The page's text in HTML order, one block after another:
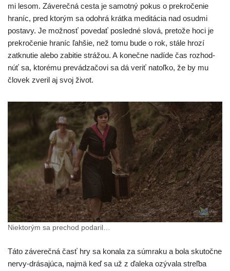
mi lesom. Záverečná ces­ta je samot­ný pokus o pre­kro­če­nie
hra­níc, pred kto­rým sa odo­hrá krát­ka medi­tá­cia nad osud­mi
posta­vy. Je mož­nosť pove­dať posled­né slo­vá, pre­to­že hoci je
pre­kro­če­nie hra­níc ľah­šie, než tomu bude o rok, stá­le hro­zí
zatknu­tie ale­bo zabi­tie strá­žou. A koneč­ne nadí­de čas roz­hod­
núť sa, kto­ré­mu pre­vá­dza­čo­vi sa dá veriť natoľ­ko, že by mu
člo­vek zve­ril aj svoj život.
Niektorým sa pre­chod podaril…
Táto záve­reč­ná časť hry sa kona­la za súmra­ku a bola sku­toč­ne
ner­vy-drá­sa­jú­ca, naj­mä keď sa už z ďale­ka ozý­va­la streľ­ba